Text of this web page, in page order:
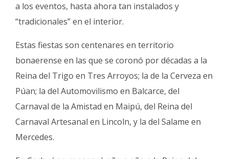
a los eventos, hasta ahora tan instalados y
“tradicionales” en el interior.
Estas fiestas son centenares en territorio
bonaerense en las que se coronó por décadas a la
Reina del Trigo en Tres Arroyos; la de la Cerveza en
Púan; la del Automovilismo en Balcarce, del
Carnaval de la Amistad en Maipú, del Reina del
Carnaval Artesanal en Lincoln, y la del Salame en
Mercedes.